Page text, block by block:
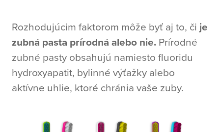
Rozhodujúcim faktorom môže byť aj to, či je
zubná pasta prírodná alebo nie. Prírodné
zubné pasty obsahujú namiesto fluoridu
hydroxyapatit, bylinné výťažky alebo
aktívne uhlie, ktoré chránia vaše zuby.